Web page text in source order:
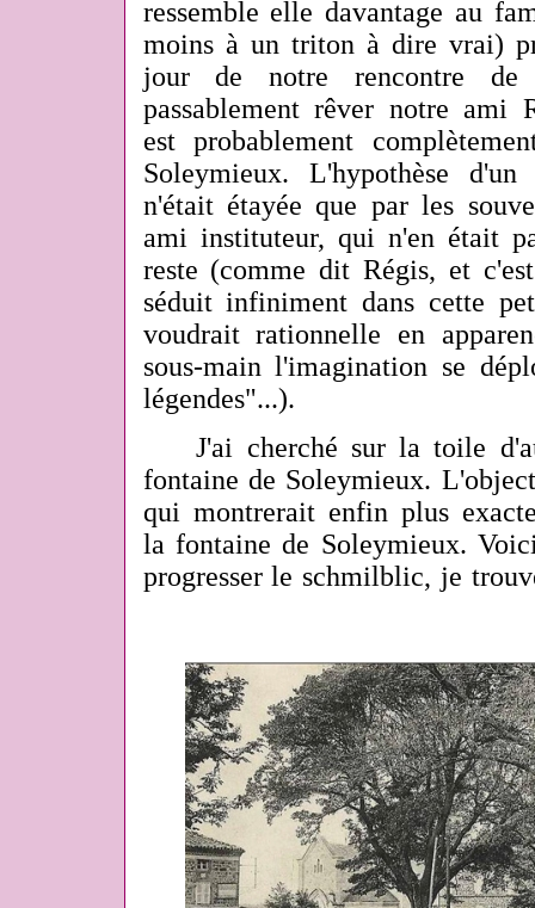
ressemble elle davantage au
moins à un triton à dire vrai)
jour de notre rencontre
passablement rêver notre ami
est probablement
Soleymieux. L'hypothèse
n'était étayée que par les
ami instituteur, qui n'en était
reste (comme dit Régis, et
séduit infiniment dans cette
voudrait rationnelle en
sous-main l'imagination se
légendes"...).
J'ai cherché sur la toile
fontaine de Soleymieux.
qui montrerait enfin plus
la fontaine de Soleymieux.
progresser le schmilblic, je